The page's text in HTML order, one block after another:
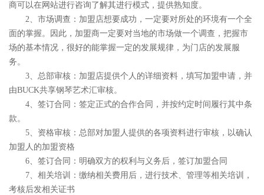
商可以在网站进行咨询了解其进行模式，提供熟知度。
2、市场调查：加盟店想要成功，一定要对所处的环境有一个全
面的掌握。因此，加盟商一定要对当地的市场做一个调查，把握市
场的基本情况，很好的能掌握一定的发展规律，为门店的发展服
务。
3、总部审核：加盟店提供个人的详细资料，填写加盟申请，并
由BUCK共享钢琴艺术汇审核。
4、签订合同：签定正式的合作合同，并按约定时间履行其中条
款。
5、资格审核：总部对加盟人提供的各项资料进行审核，以确认
加盟人的加盟资格
6、签订合同：明确双方的权利与义务后，签订加盟合同
7、相关培训：缴纳相关费用后，进行技术、管理等相关培训，
考核后发相关证书